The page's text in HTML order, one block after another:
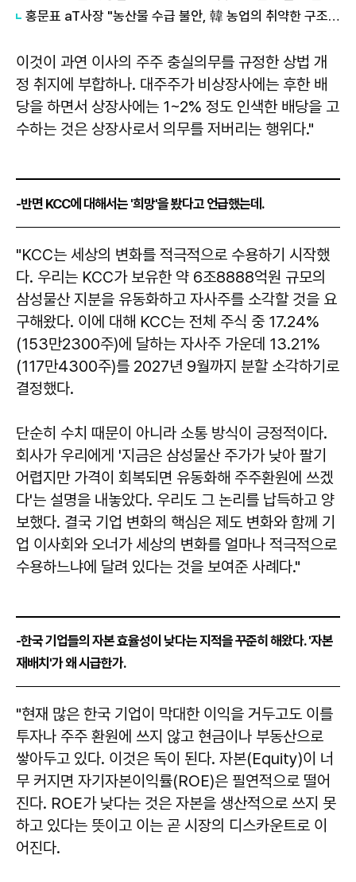
홍문표 aT사장 "농산물 수급 불안, 韓 농업의 취약한 구조가 만든 결과"
이것이 과연 이사의 주주 충실의무를 규정한 상법 개
정 취지에 부합하나. 대주주가 비상장사에는 후한 배
당을 하면서 상장사에는 1~2% 정도 인색한 배당을 고
수하는 것은 상장사로서 의무를 저버리는 행위다."
-반면 KCC에 대해서는 '희망'을 봤다고 언급했는데.
"KCC는 세상의 변화를 적극적으로 수용하기 시작했
다. 우리는 KCC가 보유한 약 6조8888억원 규모의
삼성물산 지분을 유동화하고 자사주를 소각할 것을 요
구해왔다. 이에 대해 KCC는 전체 주식 중 17.24%
(153만2300주)에 달하는 자사주 가운데 13.21%
(117만4300주)를 2027년 9월까지 분할 소각하기로
결정했다.
단순히 수치 때문이 아니라 소통 방식이 긍정적이다.
회사가 우리에게 '지금은 삼성물산 주가가 낮아 팔기
어렵지만 가격이 회복되면 유동화해 주주환원에 쓰겠
다'는 설명을 내놓았다. 우리도 그 논리를 납득하고 양
보했다. 결국 기업 변화의 핵심은 제도 변화와 함께 기
업 이사회와 오너가 세상의 변화를 얼마나 적극적으로
수용하느냐에 달려 있다는 것을 보여준 사례다."
-한국 기업들의 자본 효율성이 낮다는 지적을 꾸준히 해왔다. '자본
재배치'가 왜 시급한가.
"현재 많은 한국 기업이 막대한 이익을 거두고도 이를
투자나 주주 환원에 쓰지 않고 현금이나 부동산으로
쌓아두고 있다. 이것은 독이 된다. 자본(Equity)이 너
무 커지면 자기자본이익률(ROE)은 필연적으로 떨어
진다. ROE가 낮다는 것은 자본을 생산적으로 쓰지 못
하고 있다는 뜻이고 이는 곧 시장의 디스카운트로 이
어진다.